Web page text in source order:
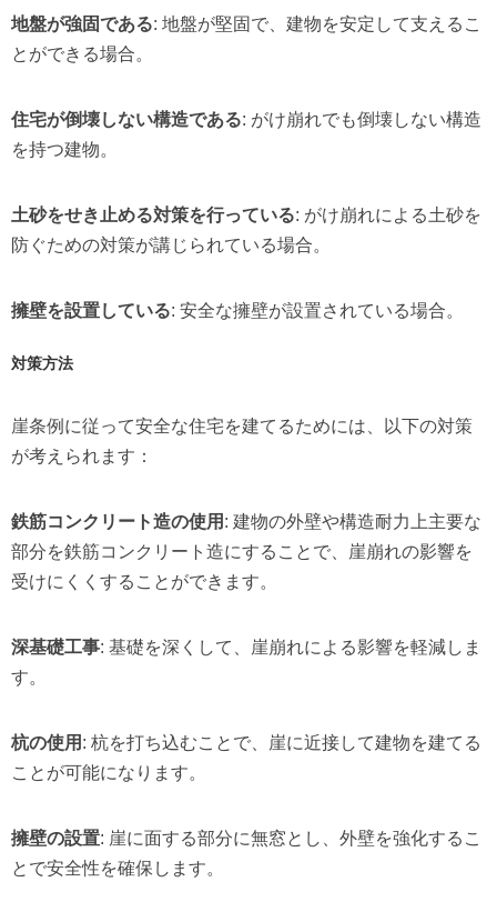
地盤が強固である: 地盤が堅固で、建物を安定して支えるこ
とができる場合。
住宅が倒壊しない構造である: がけ崩れでも倒壊しない構造
を持つ建物。
土砂をせき止める対策を行っている: がけ崩れによる土砂を
防ぐための対策が講じられている場合。
擁壁を設置している: 安全な擁壁が設置されている場合。
対策方法
崖条例に従って安全な住宅を建てるためには、以下の対策
が考えられます：
鉄筋コンクリート造の使用 : 建物の外壁や構造耐力上主要な
部分を鉄筋コンクリート造にすることで、崖崩れの影響を
受けにくくすることができます。
深基礎工事: 基礎を深くして、崖崩れによる影響を軽減しま
す。
杭の使用 : 杭を打ち込むことで、崖に近接して建物を建てる
ことが可能になります。
擁壁の設置: 崖に面する部分に無窓とし、外壁を強化するこ
とで安全性を確保します。